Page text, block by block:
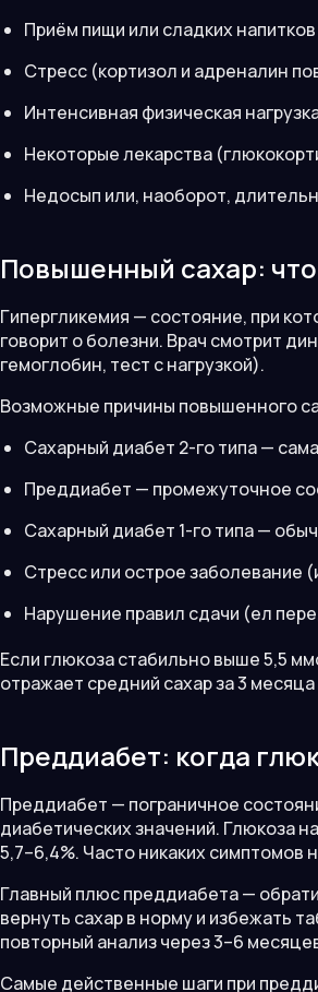
Приём пищи или сладких
Стресс (кортизол и адреналин
Интенсивная физическая
Некоторые лекарства
Недосып или, наоборот,
Повышенный сахар: что
Гипергликемия — состояние, при
говорит о болезни. Врач смотрит
гемоглобин, тест с нагрузкой).
Возможные причины повышенного
Сахарный диабет 2-го типа —
Преддиабет — промежуточное
Сахарный диабет 1-го типа —
Стресс или острое заболевание
Нарушение правил сдачи (ел
Если глюкоза стабильно выше 5,5
отражает средний сахар за 3
Преддиабет: когда
Преддиабет — пограничное
диабетических значений. Глюкоза
5,7–6,4%. Часто никаких симптомов
Главный плюс преддиабета —
вернуть сахар в норму и избежать
повторный анализ через 3–6
Самые действенные шаги при